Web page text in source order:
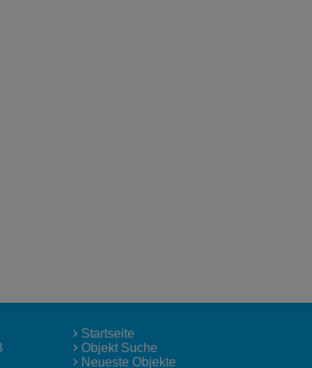
Startseite
Objekt Suche
Neueste Objekte